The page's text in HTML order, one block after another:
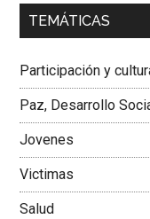
00:00
Dra. Carolina
Colombiana
TEMÁTICAS
Participación y
Paz, Desarrollo
Jovenes
Victimas
Salud